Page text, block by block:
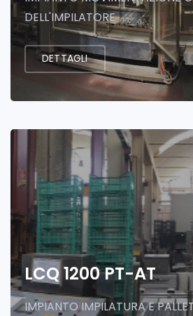
DELL'IMPILATORE
DETTAGLI
LCQ 1200 PT-AT
IMPIANTO IMPILATURA E